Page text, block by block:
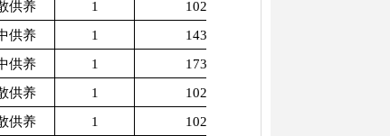
供养 1
1025
供养 1
1430
供养 1
1730
供养 1
1025
供养 1
1025